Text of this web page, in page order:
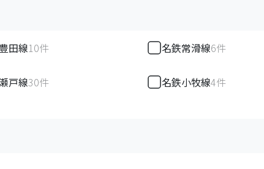
田線10件 名鉄常滑線6件
戸線30件 名鉄小牧線4件